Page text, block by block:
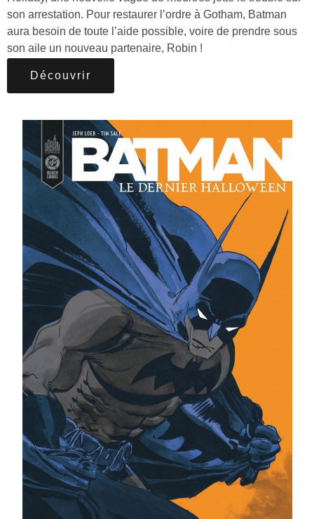
son arrestation. Pour restaurer l’ordre à Gotham, Batman
aura besoin de toute l’aide possible, voire de prendre sous
son aile un nouveau partenaire, Robin !
Découvrir